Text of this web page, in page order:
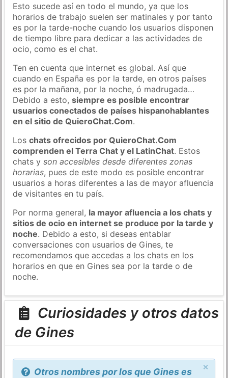
Esto sucede así en todo el mundo, ya que los
horarios de trabajo suelen ser matinales y por tanto
es por la tarde-noche cuando los usuarios disponen
de tiempo libre para dedicar a las actividades de
ocio, como es el chat.
Ten en cuenta que internet es global. Así que
cuando en España es por la tarde, en otros países
es por la mañana, por la noche, ó madrugada…
Debido a esto,siempre es posible encontrar
usuarios conectados de países hispanohablantes
en el sitio de QuieroChat.Com.
Loschats ofrecidos por QuieroChat.Com
comprenden el Terra Chat y el LatinChat. Estos
chats yson accesibles desde diferentes zonas
horarias, pues de este modo es posible encontrar
usuarios a horas diferentes a las de mayor afluencia
de visitantes en tu país.
Por norma general, la mayor afluencia a los chats y
sitios de ocio en internet se produce por la tarde y
noche. Debido a esto, si deseas entablar
conversaciones con usuarios de Gines, te
recomendamos que accedas a los chats en los
horarios en que en Gines sea por la tarde o de
noche.
Curiosidades y otros datos
de Gines
×
Otros nombres por los que Gines es